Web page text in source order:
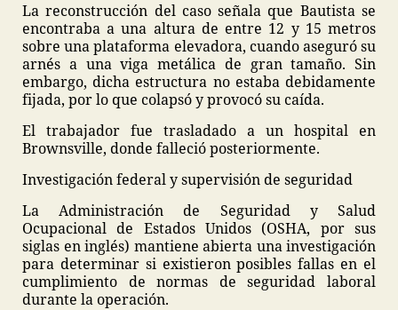
La reconstrucción del caso señala que Bautista se
encontraba a una altura de entre 12 y 15 metros
sobre una plataforma elevadora, cuando aseguró su
arnés a una viga metálica de gran tamaño. Sin
embargo, dicha estructura no estaba debidamente
fijada, por lo que colapsó y provocó su caída.
El trabajador fue trasladado a un hospital en
Brownsville, donde falleció posteriormente.
Investigación federal y supervisión de seguridad
La Administración de Seguridad y Salud
Ocupacional de Estados Unidos (OSHA, por sus
siglas en inglés) mantiene abierta una investigación
para determinar si existieron posibles fallas en el
cumplimiento de normas de seguridad laboral
durante la operación.